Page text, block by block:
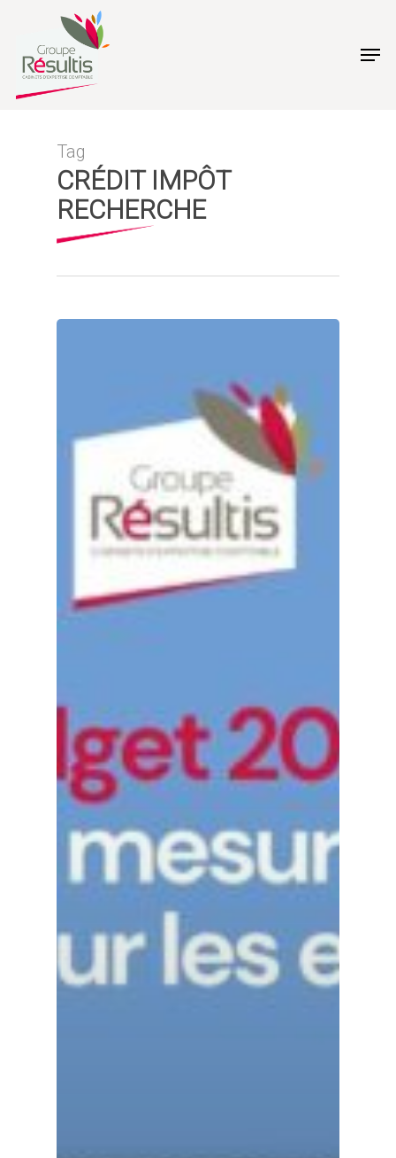
main
Tag
CRÉDIT IMPÔT
RECHERCHE